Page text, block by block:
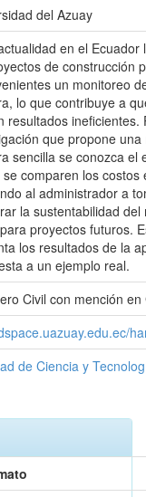
del Azuay
en el
de construcción
un monitoreo
lo que contribuye a
resultados
que propone
sencilla se conozca el
se comparen los
al administrador a
la sustentabilidad
proyectos futuros.
los resultados de la
a un ejemplo real.
Civil con mención
de Ciencia y